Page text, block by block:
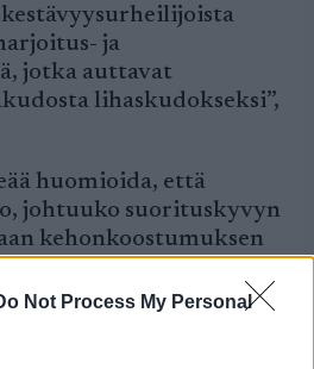
Not Process My Personal
ja
jotka auttavat
lihaskudokseksi”,
huomioida, että
johtuuko suorituskyvyn
kehonkoostumuksen